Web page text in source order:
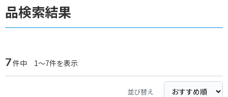
品検索結果
7件中 1～7件を表示
並び替え